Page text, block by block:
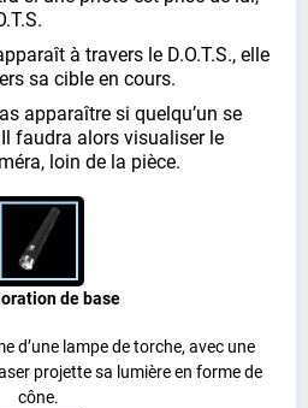
à travers le D.O.T.S., elle
sa cible en cours.
apparaître si quelqu’un se
faudra alors visualiser le
loin de la pièce.
de base
d’une lampe de torche, avec une
projette sa lumière en forme de
cône.